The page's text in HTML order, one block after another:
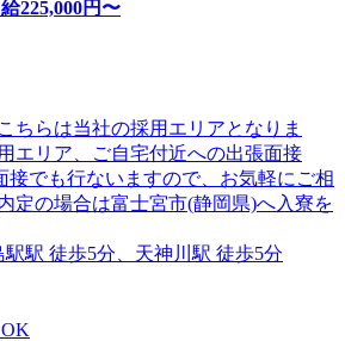
225,000円〜
ちらは当社の採用エリアとなりま
エリア、ご自宅付近への出張面接
接でも行ないますので、お気軽にご相
定の場合は富士宮市(静岡県)へ入寮を
駅 徒歩5分、天神川駅 徒歩5分